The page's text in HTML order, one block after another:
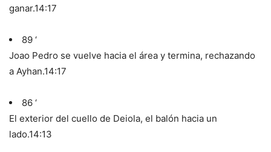
ganar.14:17
89 ‘
Joao Pedro se vuelve hacia el área y termina, rechazando
a Ayhan.14:17
86 ‘
El exterior del cuello de Deiola, el balón hacia un
lado.14:13